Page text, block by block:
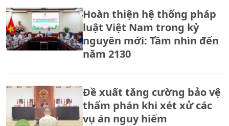
Hoàn thiện hệ thống pháp
luật Việt Nam trong kỷ
nguyên mới: Tầm nhìn đến
năm 2130
Đề xuất tăng cường bảo vệ
thẩm phán khi xét xử các
vụ án nguy hiểm